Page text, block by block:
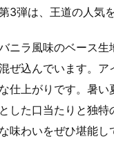
3弾は、王道の人気
ニラ風味のベース
ぜ込んでいます。
仕上がりです。暑
した口当たりと独
味わいをぜひ堪能し